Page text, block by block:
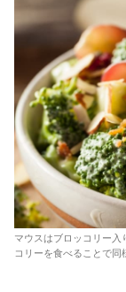
マウスはブロッコリー入
コリーを食べることで